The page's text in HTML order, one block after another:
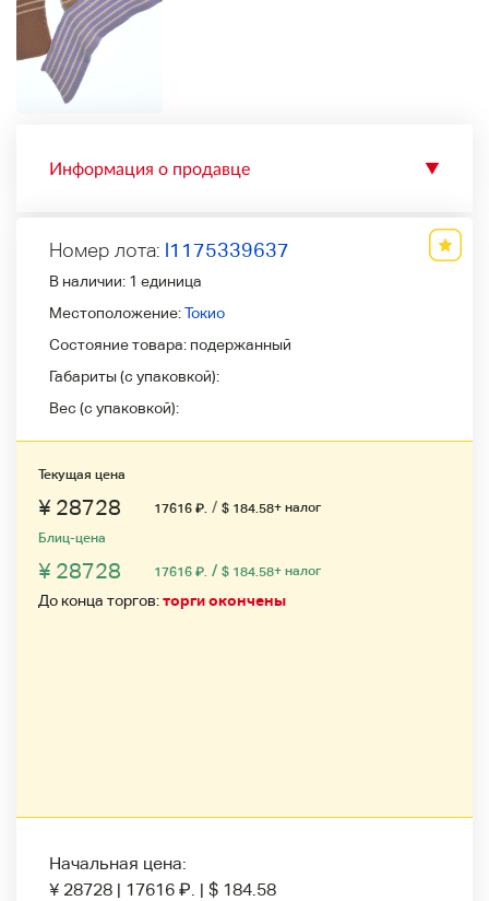
Информация о продавце ▼
Номер лота: l1175339637
В наличии: 1 единица
Местоположение:Токио
Состояние товара: подержанный
Габариты (с упаковкой):
Вес (с упаковкой):
Текущая цена
¥ 28728 17616 ₽ / $ 184.58+ налог
Блиц-цена
¥ 28728 17616 ₽ / $ 184.58+ налог
До конца торгов:торги окончены
Начальная цена:
¥ 28728 | 17616 ₽ | $ 184.58